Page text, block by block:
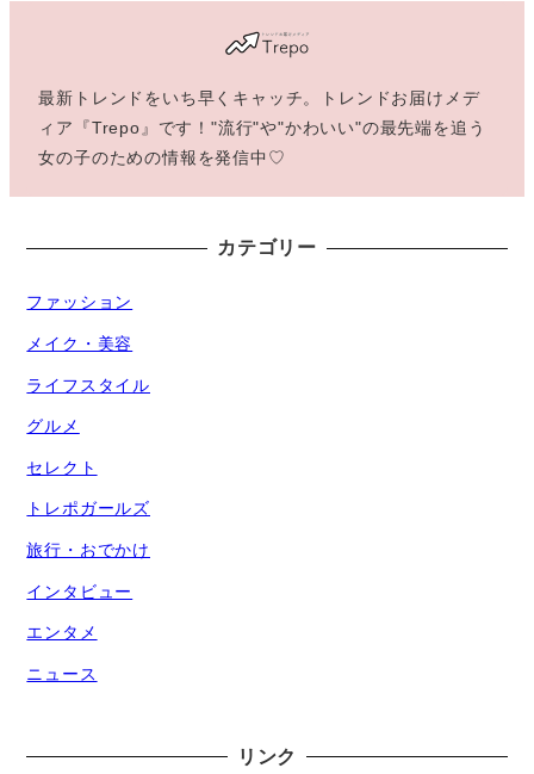
最新トレンドをいち早くキャッチ。トレンドお届けメデ
ィア『Trepo』です！"流行"や"かわいい"の最先端を追う
女の子のための情報を発信中♡
カテゴリー
ファッション
メイク・美容
ライフスタイル
グルメ
セレクト
トレポガールズ
旅行・おでかけ
インタビュー
エンタメ
ニュース
リンク